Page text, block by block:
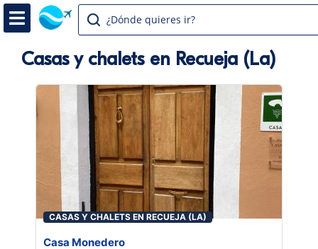
¿Dónde quieres ir?
Casas y chalets en Recueja (La)
CASAS Y CHALETS EN RECUEJA (LA)
Casa Monedero